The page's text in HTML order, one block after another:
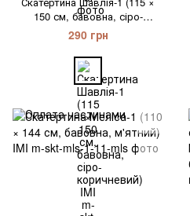
150 см, бавовна, сіро-
коричневий) IMI
290 грн